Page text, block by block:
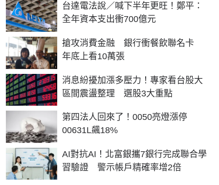
台達電法說／喊下半年更旺！鄭平：
全年資本支出衝700億元
搶攻消費金融 銀行衝餐飲聯名卡
年底上看10萬張
消息紛擾加漲多壓力！專家看台股大
區間震盪整理 選股3大重點
第四法人回來了！0050亮燈漲停
00631L飆18%
AI對抗AI！北富銀攜7銀行完成聯合學
習驗證 警示帳戶精確率增2倍